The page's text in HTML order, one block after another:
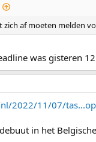
zich af moeten melden
was gisteren
2022/11/07/
in het